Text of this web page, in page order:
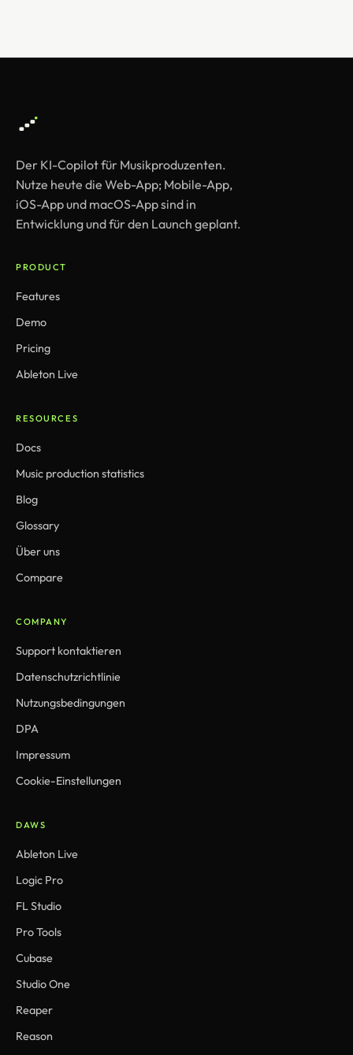
Der KI-Copilot für Musikproduzenten.
Nutze heute die Web-App; Mobile-App,
iOS-App und macOS-App sind in
Entwicklung und für den Launch geplant.
PRODUCT
Features
Demo
Pricing
Ableton Live
RESOURCES
Docs
Music production statistics
Blog
Glossary
Über uns
Compare
COMPANY
Support kontaktieren
Datenschutzrichtlinie
Nutzungsbedingungen
DPA
Impressum
Cookie-Einstellungen
DAWS
Ableton Live
Logic Pro
FL Studio
Pro Tools
Cubase
Studio One
Reaper
Reason